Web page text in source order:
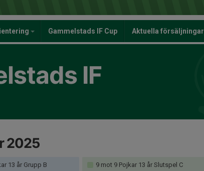
Gammelstads IF Cup Aktuella försäljningar
IF
2025
13 år Grupp B 9 mot 9 Pojkar 13 år Slutspel C